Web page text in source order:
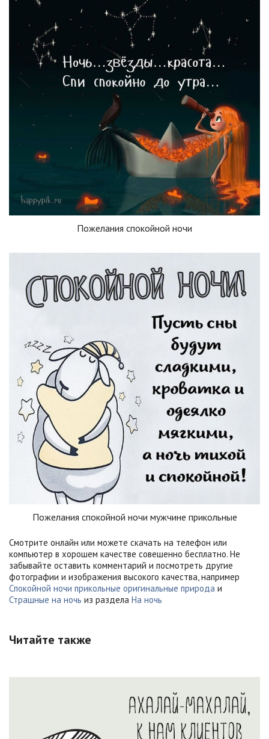
Пожелания спокойной ночи
Пожелания спокойной ночи мужчине прикольные
Смотрите онлайн или можете скачать на телефон или
компьютер в хорошем качестве совешенно бесплатно. Не
забывайте оставить комментарий и посмотреть другие
фотографии и изображения высокого качества, например
Спокойной ночи прикольные оригинальные природа и
Страшные на ночь из раздела На ночь
Читайте также